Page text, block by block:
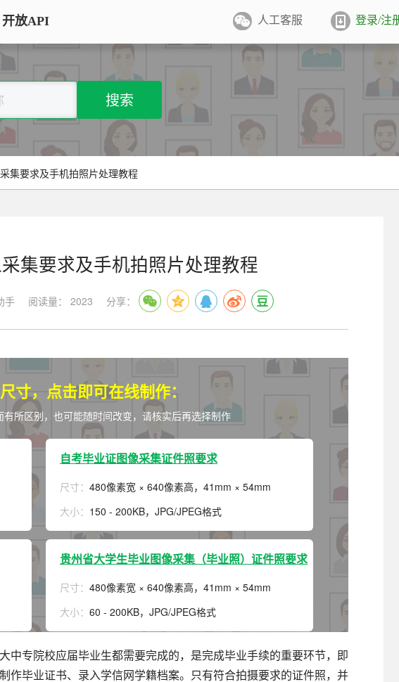
证件照采集系统
大学生毕业图像采集系统
全国中小学生学籍照片采集系统
制卡印刷&照片采集一体化平台
证件照排版
将单张证件照排版至5寸/6寸相纸，
常用文档纸张尺寸
等常用文档尺寸
开放API 人工客服 登录/注
搜索
集要求及手机拍照片处理教程
集要求及手机拍照片处理教程
手 阅读量： 2023 分享：
寸，点击即可在线制作：
所区别，也可能随时间改变，请核实后再选择制作
自考毕业证图像采集证件照要求
尺寸： 480像素宽 × 640像素高，41mm × 54mm
大小： 150 - 200KB，JPG/JPEG格式
贵州省大学生毕业图像采集（毕业照）证件照要求
尺寸： 480像素宽 × 640像素高，41mm × 54mm
大小： 60 - 200KB，JPG/JPEG格式
中专院校应届毕业生都需要完成的，是完成毕业手续的重要环节，即
作毕业证书、录入学信网学籍档案。只有符合拍摄要求的证件照，并